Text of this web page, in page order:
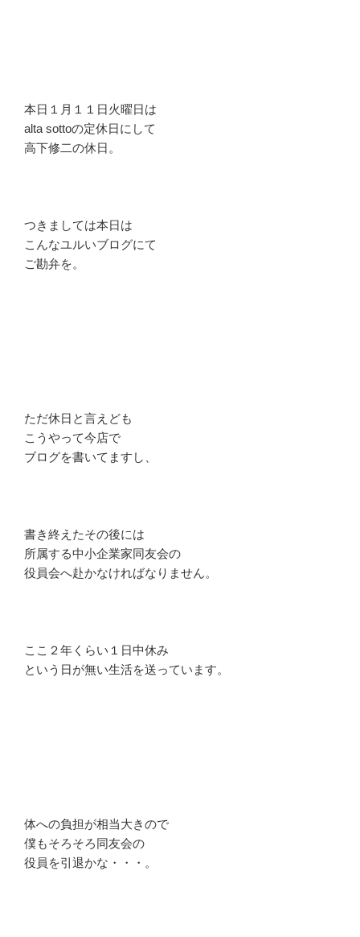
本日１月１１日火曜日は
alta sottoの定休日にして
高下修二の休日。
つきましては本日は
こんなユルいブログにて
ご勘弁を。
ただ休日と言えども
こうやって今店で
ブログを書いてますし、
書き終えたその後には
所属する中小企業家同友会の
役員会へ赴かなければなりません。
ここ２年くらい１日中休み
という日が無い生活を送っています。
体への負担が相当大きので
僕もそろそろ同友会の
役員を引退かな・・・。